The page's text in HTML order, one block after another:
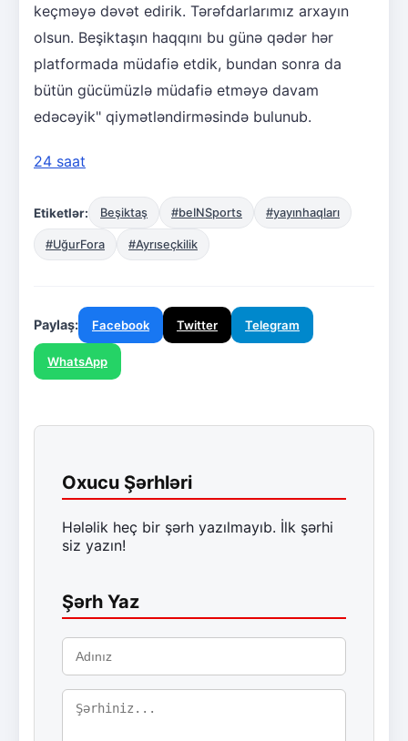
keçməyə dəvət edirik. Tərəfdarlarımız arxayın
olsun. Beşiktaşın haqqını bu günə qədər hər
platformada müdafiə etdik, bundan sonra da
bütün gücümüzlə müdafiə etməyə davam
edəcəyik" qiymətləndirməsində bulunub.
24 saat
Etiketlər: Beşiktaş #beINSports #yayınhaqları
#UğurFora #Ayrıseçkilik
Paylaş: Facebook Twitter Telegram
WhatsApp
Oxucu Şərhləri
Hələlik heç bir şərh yazılmayıb. İlk şərhi
siz yazın!
Şərh Yaz